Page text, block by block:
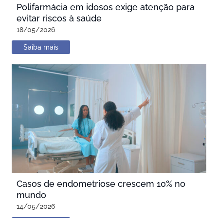
Polifarmácia em idosos exige atenção para
evitar riscos à saúde
18/05/2026
Saiba mais
Casos de endometriose crescem 10% no
mundo
14/05/2026